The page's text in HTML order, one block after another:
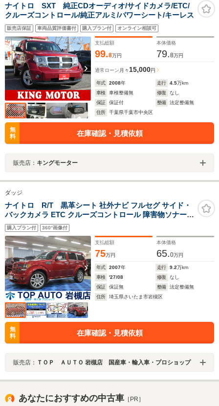
ナイトロ SXT 純正CDオーディオ/サイドカメラ/ETC/
クルーズコントロール/純正アルミ/パワーシート/キーレス
販売店保証 車両品質評価書付 購入プラン付 オンライン相談可
支払総額
99.8万円
本体価格
79.8万円
通常ローン 月々15,000円
年式 2008年 走行 4.5万km
車検
車検整備無 修復
なし
保証
保証付 整備
法定整備無
住所
千葉県千葉市中央区
無
料
在庫確認・見積依頼
販売店： キングモーター
ダッジ
ナイトロ R/T 黒革シート 社外ナビ フルセグ サイド・
バックカメラ ETC クルーズコントロール 障害物ソナー
シートヒーター 音楽録音 ディスク再生 サイドステップ
20インチアルミ タイミングチェーン
購入プラン付 360°画像付
支払総額
75万円
本体価格
65.0万円
年式 2007年 走行 9.2万km
車検
'27/08 修復
なし
保証
保証無 整備
法定整備無
住所
埼玉県さいたま市岩槻区
無
料
在庫確認・見積依頼
販売店： ＴＯＰ ＡＵＴＯ 岩槻店 国産車・輸入車・プロショップ
あなたにおすすめの中古車 ［PR］